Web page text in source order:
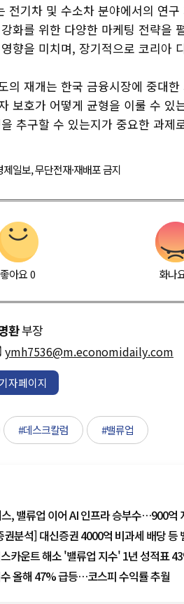
전기차 및 수소차 분야에서의 연
화를 위한 다양한 마케팅 전략을
향을 미치며, 장기적으로 코리아
의 재개는 한국 금융시장에 중대
보호가 어떻게 균형을 이룰 수
추구할 수 있는지가 중요한 과제
일보, 무단전재·재배포 금지
좋아요 0 화나
환부장
ymh7536@m.economidaily.com
자페이지
#데스크칼럼 #밸류업
, 밸류업 이어 AI 인프라 승부수…900억
권분석] 대신증권 4000억 비과세 배당
카운트 해소 '밸류업 지수' 1년 성적표
올해 47% 급등…코스피 수익률 추월